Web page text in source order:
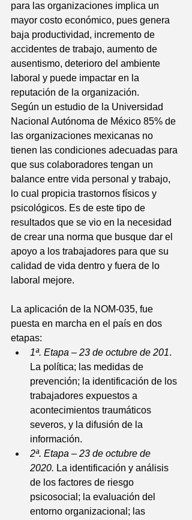
para las organizaciones implica un
mayor costo económico, pues genera
baja productividad, incremento de
accidentes de trabajo, aumento de
ausentismo, deterioro del ambiente
laboral y puede impactar en la
reputación de la organización.
Según un estudio de la Universidad
Nacional Autónoma de México 85% de
las organizaciones mexicanas no
tienen las condiciones adecuadas para
que sus colaboradores tengan un
balance entre vida personal y trabajo,
lo cual propicia trastornos físicos y
psicológicos. Es de este tipo de
resultados que se vio en la necesidad
de crear una norma que busque dar el
apoyo a los trabajadores para que su
calidad de vida dentro y fuera de lo
laboral mejore.
La aplicación de la NOM-035, fue
puesta en marcha en el país en dos
etapas:
1ª. Etapa – 23 de octubre de 201.
La política; las medidas de
prevención; la identificación de los
trabajadores expuestos a
acontecimientos traumáticos
severos, y la difusión de la
información.
2ª. Etapa – 23 de octubre de
2020. La identificación y análisis
de los factores de riesgo
psicosocial; la evaluación del
entorno organizacional; las